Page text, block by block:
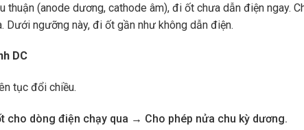
thuận (anode dương, cathode âm), đi ốt chưa dẫn điện ngay.
Dưới ngưỡng này, đi ốt gần như không dẫn điện.
DC
tục đổi chiều.
cho dòng điện chạy qua → Cho phép nửa chu kỳ dương.